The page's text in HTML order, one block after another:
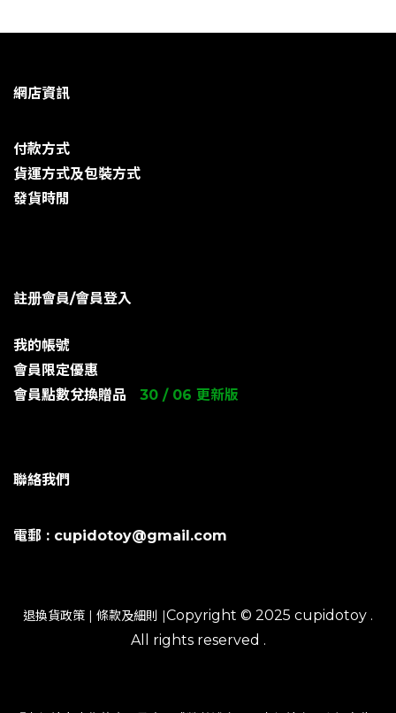
網店資訊
付款方式
貨運方式及包裝方式
發貨時閒
註册會員/會員登入
我的帳號
會員限定優惠
會員點數兌換贈品
30 / 06 更新版
聯絡我們
電郵 : cupidotoy@gmail.com
退換貨政策 | 條款及細則 |Copyright © 2025 cupidotoy .
All rights reserved .